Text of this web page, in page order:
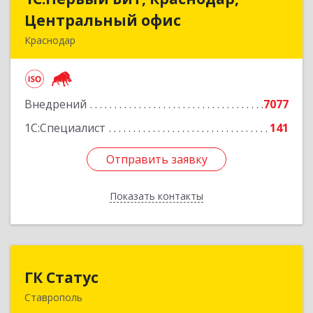
Центральный офис
Краснодар
Внедрений
7077
1С:Специалист
141
Отправить заявку
Показать контакты
Центральный офис
Монтажников ул, дом № 1/4, пом.3-12,14
Подробнее
Отправить заявку
Назад
ГК Статус
Ставрополь
355002, Ставропольский край, Ставрополь г,